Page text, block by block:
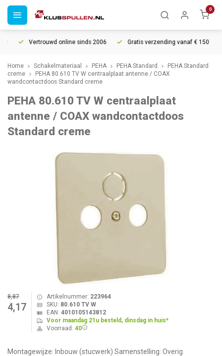
0
Vertrouwd online sinds 2006 Gratis verzending vanaf € 150
Home Schakelmateriaal PEHA PEHA Standard
PEHA Standard
creme
PEHA 80.610 TV W centraalplaat antenne / COAX
wandcontactdoos Standard creme
PEHA 80.610 TV W centraalplaat
antenne / COAX wandcontactdoos
Standard creme
8,87
4,17
Artikelnummer: 223964
SKU: 80.610 TV W
EAN: 4010105143812
Voor maandag 21u besteld, dinsdag in huis*
Voorraad: 40
Montagewijze: Inbouw (stucwerk) Samenstelling: Overig